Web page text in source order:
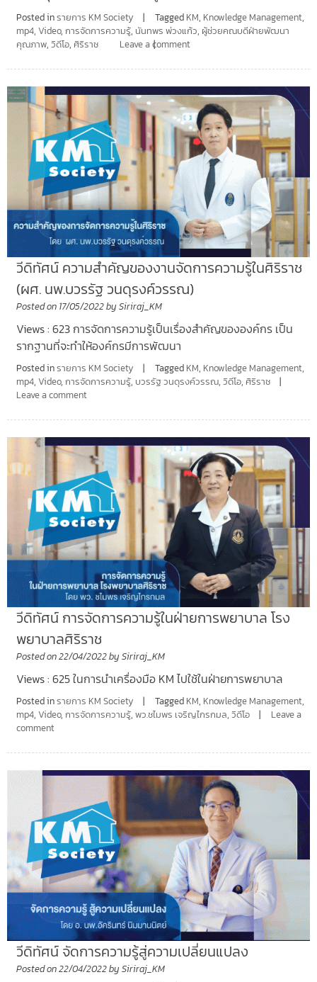
Posted inรายการ KM Society Tagged KM, Knowledge Management,
mp4, Video, การจัดการความรู้, นันทพร พ่วงแก้ว, ผู้ช่วยคณบดีฝ่ายพัฒนา
คุณภาพ, วิดีโอ, ศิริราช Leave a comment
วีดิทัศน์ ความสำคัญของงานจัดการความรู้ในศิริราช
(ผศ. นพ.บวรรัฐ วนดุรงค์วรรณ)
Posted on 17/05/2022by Siriraj_KM
Views : 623 การจัดการความรู้เป็นเรื่องสำคัญขององค์กร เป็น
รากฐานที่จะทำให้องค์กรมีการพัฒนา
Posted inรายการ KM Society Tagged KM, Knowledge Management,
mp4, Video, การจัดการความรู้, บวรรัฐ วนดุรงค์วรรณ, วิดีโอ, ศิริราช
Leave a comment
วีดิทัศน์ การจัดการความรู้ในฝ่ายการพยาบาล โรง
พยาบาลศิริราช
Posted on22/04/2022by Siriraj_KM
Views : 625 ในการนำเครื่องมือ KM ไปใช้ในฝ่ายการพยาบาล
Posted inรายการ KM Society Tagged KM, Knowledge Management,
mp4, Video, การจัดการความรู้, พว.ชไมพร เจริญไกรกมล, วิดีโอ
Leave a
comment
วีดิทัศน์ จัดการความรู้สู่ความเปลี่ยนแปลง
Posted on22/04/2022by Siriraj_KM